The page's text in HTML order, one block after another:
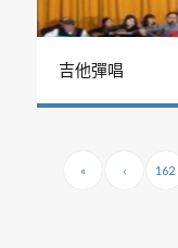
吉他彈唱
« ‹ 162